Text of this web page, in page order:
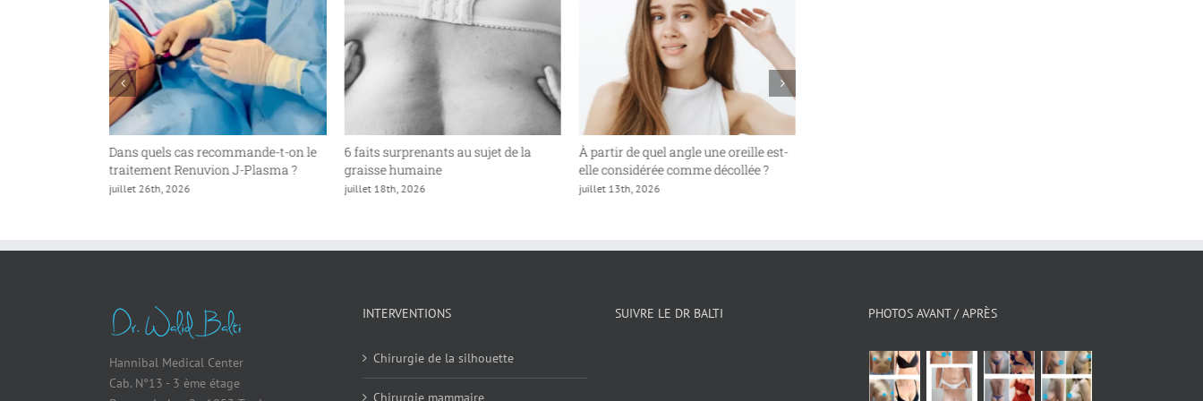
Dans quels cas recommande-t-on le
traitement Renuvion J-Plasma ?
juillet 26th, 2026
6 faits surprenants au sujet de la
graisse humaine
juillet 18th, 2026
À partir de quel angle une oreille est-
elle considérée comme décollée ?
juillet 13th, 2026
Hannibal Medical Center
Cab. N°13 - 3 ème étage
INTERVENTIONS
Chirurgie de la silhouette
Chirurgie mammaire
SUIVRE LE DR BALTI PHOTOS AVANT / APRÈS